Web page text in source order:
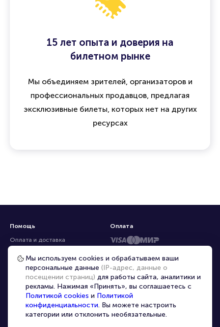
15 лет опыта и доверия на
билетном рынке
Мы объединяем зрителей, организаторов и
профессиональных продавцов, предлагая
эксклюзивные билеты, которых нет на других
ресурсах
Помощь
Оплата и доставка
Частые вопросы
Перепродажа билетов
Организаторам
Корпоративным клиентам
VIP-билеты
Оплата
Мы используем cookies и обрабатываем ваши
персональные данные (IP-адрес, данные о
посещении страниц) для работы сайта, аналитики и
рекламы. Нажимая «Принять», вы соглашаетесь с
Политикой cookies и Политикой
конфиденциальности. Вы можете настроить
категории или отклонить необязательные.